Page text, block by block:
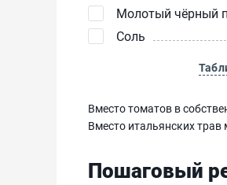
Молотый чёрный
Соль
Вместо томатов в
Вместо итальянских
Пошаговый